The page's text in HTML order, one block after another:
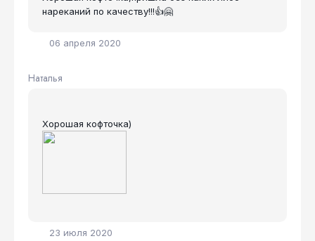
06 апреля 2020
нареканий по качеству!!!👍🤗
Наталья
23 июля 2020
Хорошая кофточка)